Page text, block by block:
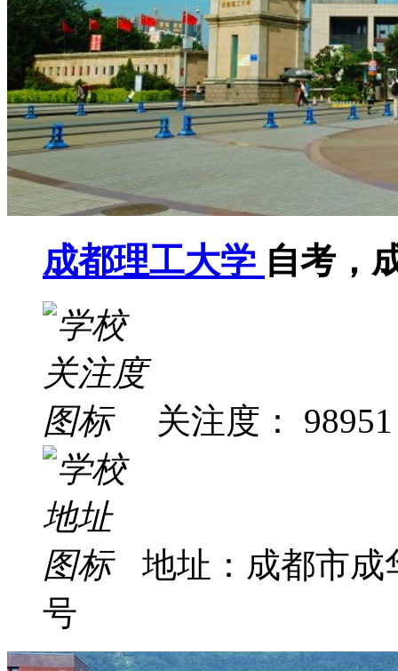
成都理工大学 自考，
关注度： 98951
地址：成都市成
号